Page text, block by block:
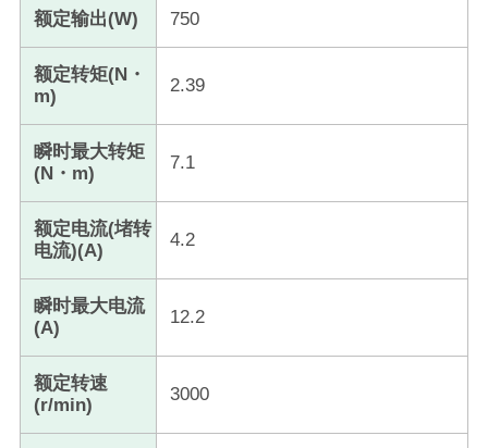
额定输出(W) 750
额定转矩(N・
m)
2.39
瞬时最大转矩
(N・m)
7.1
额定电流(堵转
电流)(A)
4.2
瞬时最大电流
(A)
12.2
额定转速
(r/min)
3000